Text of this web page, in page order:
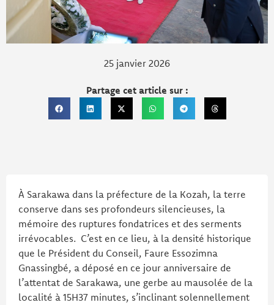
25 janvier 2026
Partage cet article sur :
À Sarakawa dans la préfecture de la Kozah, la terre
conserve dans ses profondeurs silencieuses, la
mémoire des ruptures fondatrices et des serments
irrévocables. C’est en ce lieu, à la densité historique
que le Président du Conseil, Faure Essozimna
Gnassingbé, a déposé en ce jour anniversaire de
l’attentat de Sarakawa, une gerbe au mausolée de la
localité à 15H37 minutes, s’inclinant solennellement